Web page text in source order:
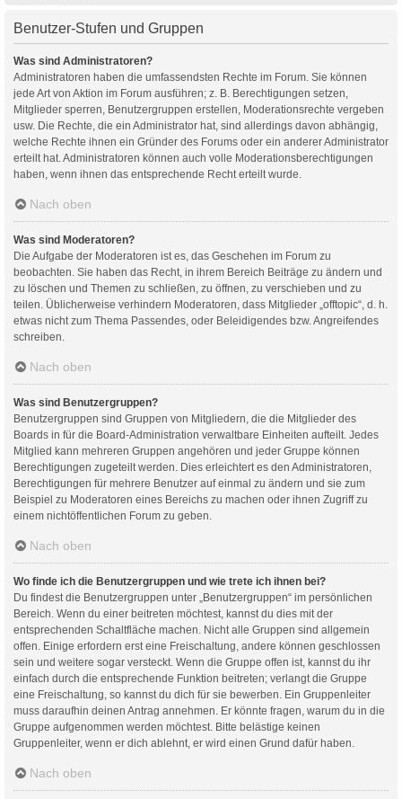
Benutzer-Stufen und Gruppen
Was sind Administratoren?
Administratoren haben die umfassendsten Rechte im Forum. Sie können
jede Art von Aktion im Forum ausführen; z. B. Berechtigungen setzen,
Mitglieder sperren, Benutzergruppen erstellen, Moderationsrechte vergeben
usw. Die Rechte, die ein Administrator hat, sind allerdings davon abhängig,
welche Rechte ihnen ein Gründer des Forums oder ein anderer Administrator
erteilt hat. Administratoren können auch volle Moderationsberechtigungen
haben, wenn ihnen das entsprechende Recht erteilt wurde.
Nach oben
Was sind Moderatoren?
Die Aufgabe der Moderatoren ist es, das Geschehen im Forum zu
beobachten. Sie haben das Recht, in ihrem Bereich Beiträge zu ändern und
zu löschen und Themen zu schließen, zu öffnen, zu verschieben und zu
teilen. Üblicherweise verhindern Moderatoren, dass Mitglieder „offtopic“, d. h.
etwas nicht zum Thema Passendes, oder Beleidigendes bzw. Angreifendes
schreiben.
Nach oben
Was sind Benutzergruppen?
Benutzergruppen sind Gruppen von Mitgliedern, die die Mitglieder des
Boards in für die Board-Administration verwaltbare Einheiten aufteilt. Jedes
Mitglied kann mehreren Gruppen angehören und jeder Gruppe können
Berechtigungen zugeteilt werden. Dies erleichtert es den Administratoren,
Berechtigungen für mehrere Benutzer auf einmal zu ändern und sie zum
Beispiel zu Moderatoren eines Bereichs zu machen oder ihnen Zugriff zu
einem nichtöffentlichen Forum zu geben.
Nach oben
Wo finde ich die Benutzergruppen und wie trete ich ihnen bei?
Du findest die Benutzergruppen unter „Benutzergruppen“ im persönlichen
Bereich. Wenn du einer beitreten möchtest, kannst du dies mit der
entsprechenden Schaltfläche machen. Nicht alle Gruppen sind allgemein
offen. Einige erfordern erst eine Freischaltung, andere können geschlossen
sein und weitere sogar versteckt. Wenn die Gruppe offen ist, kannst du ihr
einfach durch die entsprechende Funktion beitreten; verlangt die Gruppe
eine Freischaltung, so kannst du dich für sie bewerben. Ein Gruppenleiter
muss daraufhin deinen Antrag annehmen. Er könnte fragen, warum du in die
Gruppe aufgenommen werden möchtest. Bitte belästige keinen
Gruppenleiter, wenn er dich ablehnt, er wird einen Grund dafür haben.
Nach oben